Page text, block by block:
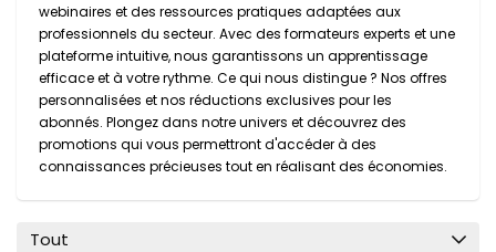
webinaires et des ressources pratiques adaptées aux
professionnels du secteur. Avec des formateurs experts et une
plateforme intuitive, nous garantissons un apprentissage
efficace et à votre rythme. Ce qui nous distingue ? Nos offres
personnalisées et nos réductions exclusives pour les
abonnés. Plongez dans notre univers et découvrez des
promotions qui vous permettront d'accéder à des
connaissances précieuses tout en réalisant des économies.
Tout